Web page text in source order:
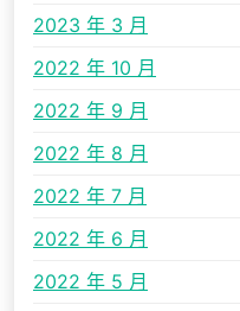
2023 年 3 月
2022 年 10 月
2022 年 9 月
2022 年 8 月
2022 年 7 月
2022 年 6 月
2022 年 5 月